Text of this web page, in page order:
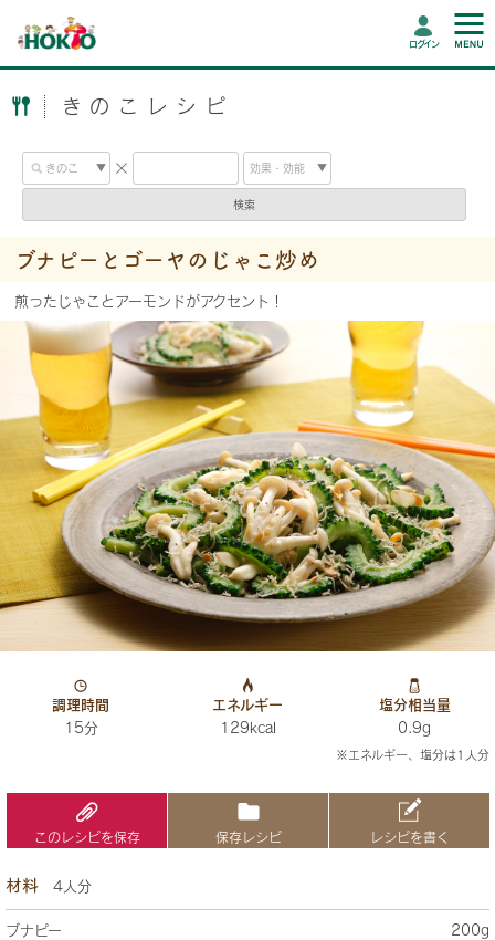
ログイン
きのこレシピ
検索
ブナピーとゴーヤのじゃこ炒め
煎ったじゃことアーモンドがアクセント！
調理時間
15分
エネルギー
129kcal
塩分相当量
0.9g
※エネルギー、塩分は1人分
このレシピを保存 保存レシピ レシピを書く
材料 4人分
ブナピー 200g